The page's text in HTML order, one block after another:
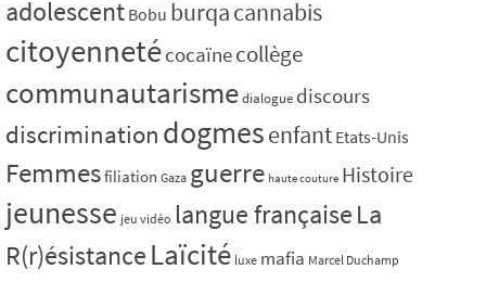
adolescent Bobu burqacannabis
citoyennetécocaïnecollège
communautarismedialogue discours
discrimination dogmesenfant Etats-Unis
Femmesfiliation Gaza guerre haute couture Histoire
jeunesse jeu vidéo langue française La
R(r)ésistanceLaïcité luxe mafia Marcel Duchamp